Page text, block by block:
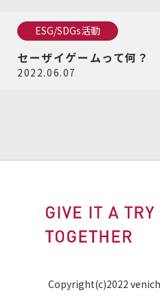
ESG/SDGs活動
2022.06.07
セーザイゲームって何？
Copyright(c)2022